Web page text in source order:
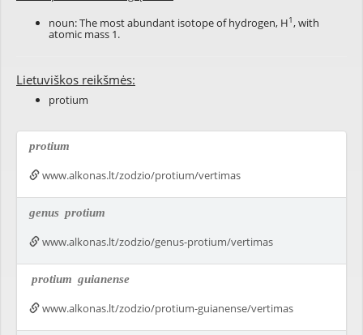
noun: The most abundant isotope of hydrogen, H1, with
atomic mass 1.
Lietuviškos reikšmės:
protium
protium
www.alkonas.lt/zodzio/protium/vertimas
genus protium
www.alkonas.lt/zodzio/genus-protium/vertimas
protium guianense
www.alkonas.lt/zodzio/protium-guianense/vertimas